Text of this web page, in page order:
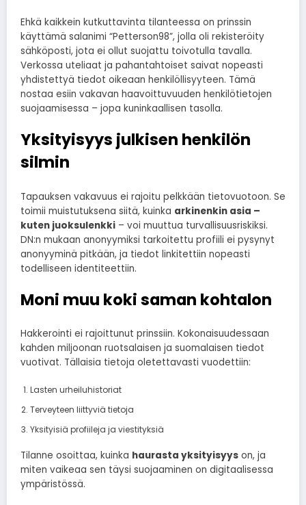
Ehkä kaikkein kutkuttavinta tilanteessa on prinssin
käyttämä salanimi “Petterson98”, jolla oli rekisteröity
sähköposti, jota ei ollut suojattu toivotulla tavalla.
Verkossa uteliaat ja pahantahtoiset saivat nopeasti
yhdistettyä tiedot oikeaan henkilöllisyyteen. Tämä
nostaa esiin vakavan haavoittuvuuden henkilötietojen
suojaamisessa – jopa kuninkaallisen tasolla.
Yksityisyys julkisen henkilön
silmin
Tapauksen vakavuus ei rajoitu pelkkään tietovuotoon. Se
toimii muistutuksena siitä, kuinka arkinenkin asia –
kuten juoksulenkki – voi muuttua turvallisuusriskiksi.
DN:n mukaan anonyymiksi tarkoitettu profiili ei pysynyt
anonyyminä pitkään, ja tiedot linkitettiin nopeasti
todelliseen identiteettiin.
Moni muu koki saman kohtalon
Hakkerointi ei rajoittunut prinssiin. Kokonaisuudessaan
kahden miljoonan ruotsalaisen ja suomalaisen tiedot
vuotivat. Tällaisia tietoja oletettavasti vuodettiin:
Lasten urheiluhistoriat
Terveyteen liittyviä tietoja
Yksityisiä profiileja ja viestityksiä
Tilanne osoittaa, kuinka haurasta yksityisyys on, ja
miten vaikeaa sen täysi suojaaminen on digitaalisessa
ympäristössä.